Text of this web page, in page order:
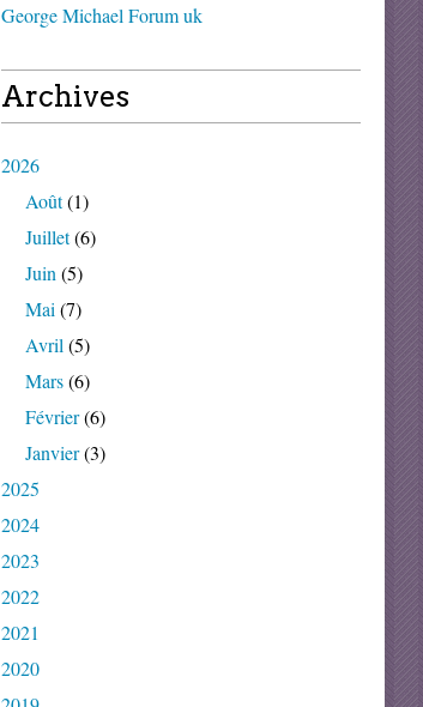
George Michael Forum uk
Archives
2026
Août(1)
Juillet(6)
Juin (5)
Mai (7)
Avril (5)
Mars(6)
Février(6)
Janvier(3)
2025
2024
2023
2022
2021
2020